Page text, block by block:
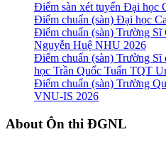
Điểm sàn xét tuyển Đại học
Điểm chuẩn (sàn) Đại học
Điểm chuẩn (sàn) Trường
Nguyễn Huệ NHU 2026
Điểm chuẩn (sàn) Trường
học Trần Quốc Tuấn TQT
Điểm chuẩn (sàn) Trường
VNU-IS 2026
Footer
About Ôn thi ĐGNL